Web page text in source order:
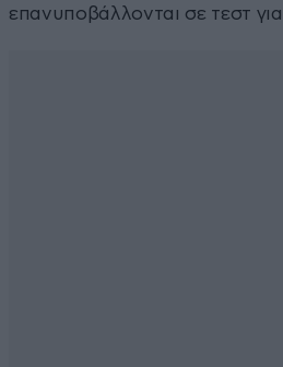
επανυποβάλλονται σε τεστ